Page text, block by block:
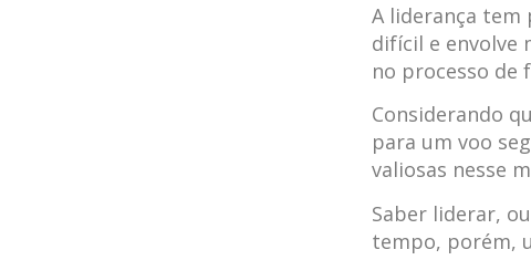
A liderança tem
difícil e envolve
no processo de
Considerando
para um voo
valiosas nesse
Saber liderar,
tempo, porém,